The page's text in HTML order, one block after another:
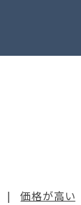
| 価格が高い